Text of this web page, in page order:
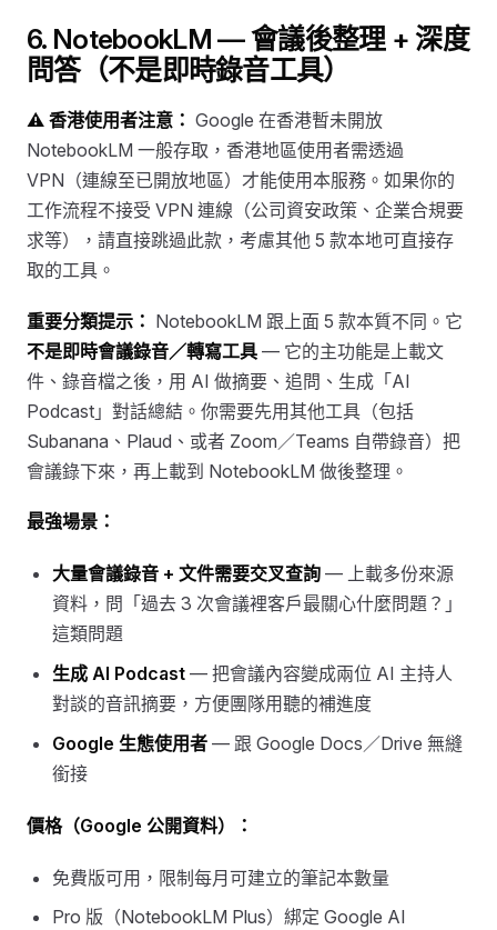
6. NotebookLM — 會議後整理 + 深度
問答（不是即時錄音工具）
⚠️ 香港使用者注意： Google 在香港暫未開放
NotebookLM 一般存取，香港地區使用者需透過
VPN（連線至已開放地區）才能使用本服務。如果你的
工作流程不接受 VPN 連線（公司資安政策、企業合規要
求等），請直接跳過此款，考慮其他 5 款本地可直接存
取的工具。
重要分類提示： NotebookLM 跟上面 5 款本質不同。它
不是即時會議錄音／轉寫工具 — 它的主功能是上載文
件、錄音檔之後，用 AI 做摘要、追問、生成「AI
Podcast」對話總結。你需要先用其他工具（包括
Subanana、Plaud、或者 Zoom／Teams 自帶錄音）把
會議錄下來，再上載到 NotebookLM 做後整理。
最強場景：
大量會議錄音 + 文件需要交叉查詢 — 上載多份來源
資料，問「過去 3 次會議裡客戶最關心什麼問題？」
這類問題
生成 AI Podcast — 把會議內容變成兩位 AI 主持人
對談的音訊摘要，方便團隊用聽的補進度
Google 生態使用者 — 跟 Google Docs／Drive 無縫
銜接
價格（Google 公開資料）：
免費版可用，限制每月可建立的筆記本數量
Pro 版（NotebookLM Plus）綁定 Google AI